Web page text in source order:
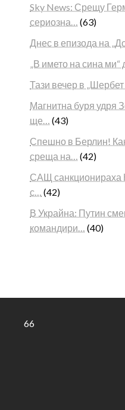
Sky News: Срещу
сериозна…
(63)
Днес в епизода на
„В името на сина ми“
Тази вечер в „Шербет
Магнитна буря удря
ще…
(43)
Спешно в Берлин!
среща на…
(42)
САЩ санкционираха
с…
(42)
В Украйна: Путин
командири…
(40)
66